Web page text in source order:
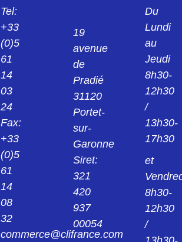
Tel:
+33
(0)5
61
14
03
24
Fax:
+33
(0)5
61
14
08
32
commerce@clifrance.com
19
avenue
de
Pradié
31120
Portet-
sur-
Garonne
Siret:
321
420
937
00054
Du
Lundi
au
Jeudi
8h30-
12h30
/
13h30-
17h30
et
8h30-
12h30
/